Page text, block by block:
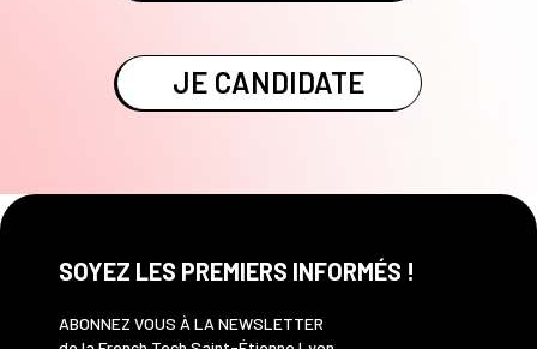
JE CANDIDATE
SOYEZ LES PREMIERS INFORMÉS !
ABONNEZ VOUS À LA NEWSLETTER